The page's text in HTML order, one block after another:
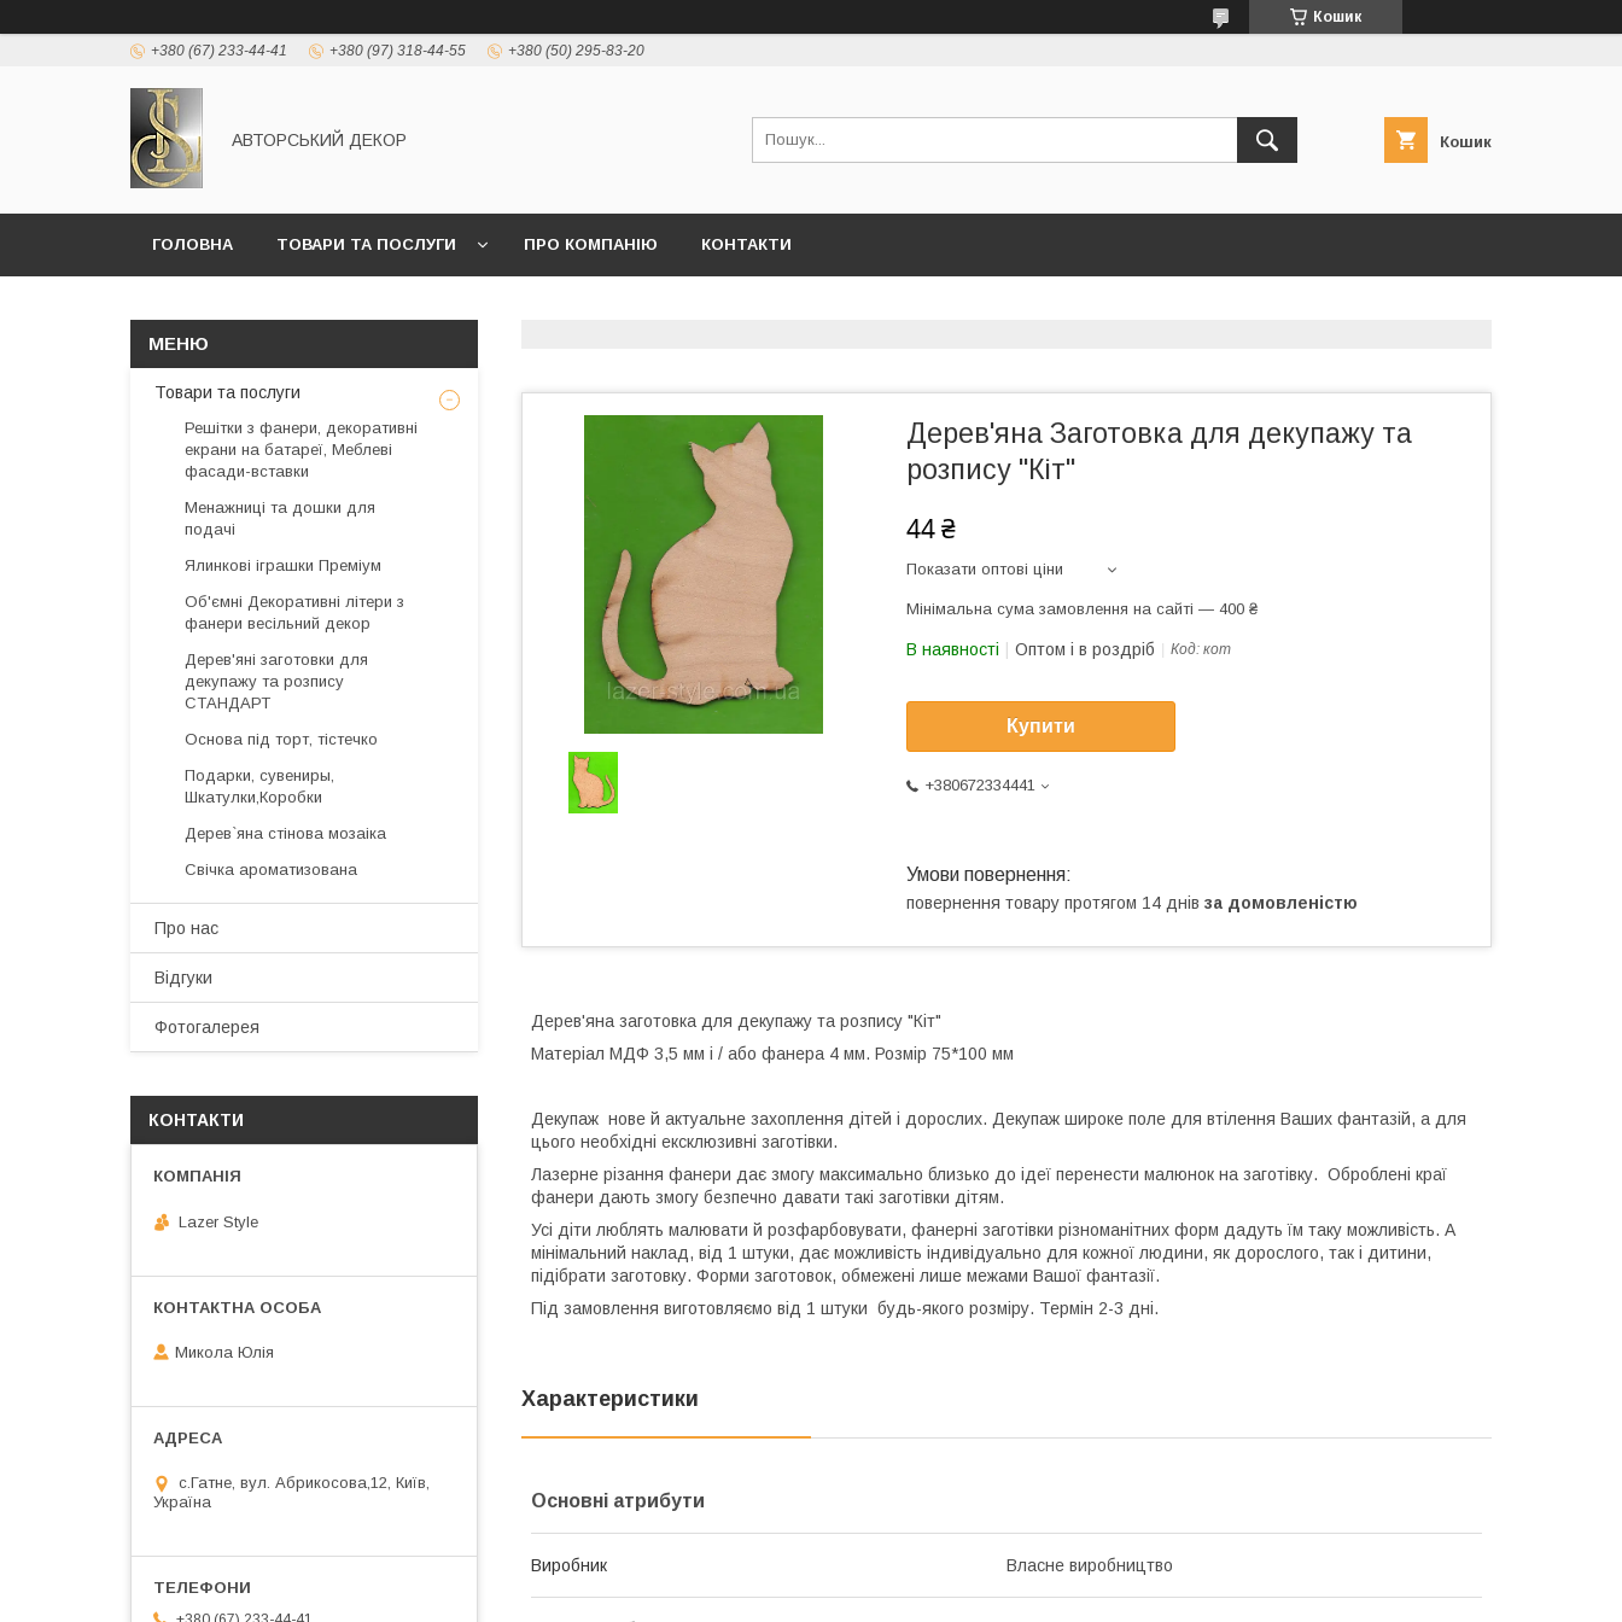
Кошик
+380 (67) 233-44-41 +380 (97) 318-44-55 +380 (50) 295-83-20
АВТОРСЬКИЙ ДЕКОР Кошик
ГОЛОВНА ТОВАРИ ТА ПОСЛУГИ ПРО КОМПАНІЮ КОНТАКТИ
Дерев'яна Заготовка для декупажу та
розпису "Кіт"
44 ₴
Показати оптові ціни
Мінімальна сума замовлення на сайті — 400 ₴
В наявності Оптом і в роздріб Код: кот
Купити
+380672334441
повернення товару протягом 14 днів за домовленістю
Дерев'яна заготовка для декупажу та розпису "Кіт"
Матеріал МДФ 3,5 мм і / або фанера 4 мм. Розмір 75*100 мм
Декупаж нове й актуальне захоплення дітей і дорослих. Декупаж широке поле для втілення Ваших фантазій, а для
цього необхідні ексклюзивні заготівки.
Лазерне різання фанери дає змогу максимально близько до ідеї перенести малюнок на заготівку. Оброблені краї
фанери дають змогу безпечно давати такі заготівки дітям.
Усі діти люблять малювати й розфарбовувати, фанерні заготівки різноманітних форм дадуть їм таку можливість. А
мінімальний наклад, від 1 штуки, дає можливість індивідуально для кожної людини, як дорослого, так і дитини,
підібрати заготовку. Форми заготовок, обмежені лише межами Вашої фантазії.
Під замовлення виготовляємо від 1 штуки будь-якого розміру. Термін 2-3 дні.
Характеристики
Основні атрибути
Виробник Власне виробництво
Товари та послуги
Решітки з фанери, декоративні
екрани на батареї, Меблеві
фасади-вставки
Менажниці та дошки для
подачі
Ялинкові іграшки Преміум
Об'ємні Декоративні літери з
фанери весільний декор
Дерев'яні заготовки для
декупажу та розпису
СТАНДАРТ
Основа під торт, тістечко
Подарки, сувениры,
Шкатулки,Коробки
Дерев`яна стінова мозаіка
Свічка ароматизована
Про нас
Відгуки
Фотогалерея
КОНТАКТИ
Lazer Style
Микола Юлія
с.Гатне, вул. Абрикосова,12, Київ,
Україна